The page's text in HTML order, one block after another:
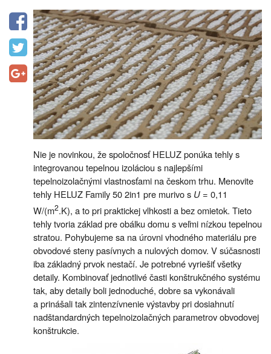
Nie je novinkou, že spoločnosť HELUZ ponúka tehly s
integrovanou tepelnou izoláciou s najlepšími
tepelnoizolačnými vlastnosťami na českom trhu. Menovite
tehly HELUZ Family 50 2in1 pre murivo s U = 0,11
W/(m2.K), a to pri praktickej vlhkosti a bez omietok. Tieto
tehly tvoria základ pre obálku domu s veľmi nízkou tepelnou
stratou. Pohybujeme sa na úrovni vhodného materiálu pre
obvodové steny pasívnych a nulových domov. V súčasnosti
iba základný prvok nestačí. Je potrebné vyriešiť všetky
detaily. Kombinovať jednotlivé časti konštrukčného systému
tak, aby detaily boli jednoduché, dobre sa vykonávali
a prinášali tak zintenzívnenie výstavby pri dosiahnutí
nadštandardných tepelnoizolačných parametrov obvodovej
konštrukcie.